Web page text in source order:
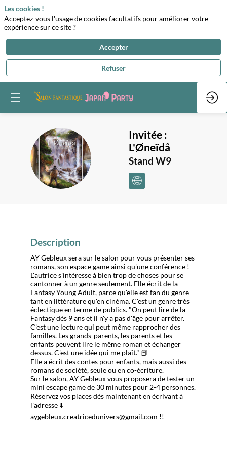
I:L
Invitée :
L'Øneïdå
Stand W9
Description
AY Gebleux sera sur le salon pour vous présenter ses
romans, son espace game ainsi qu'une conférence !
L'autrice s'intéresse à bien trop de choses pour se
cantonner à un genre seulement. Elle écrit de la
Fantasy Young Adult, parce qu'elle est fan du genre
tant en littérature qu'en cinéma. C'est un genre très
éclectique en terme de publics. "On peut lire de la
Fantasy dès 9 ans et il n'y a pas d'âge pour arrêter.
C'est une lecture qui peut même rapprocher des
familles. Les grands-parents, les parents et les
enfants peuvent lire le même roman et échanger
dessus. C'est une idée qui me plaît." 📕
Elle a écrit des contes pour enfants, mais aussi des
romans de société, seule ou en co-écriture.
Sur le salon, AY Gebleux vous proposera de tester un
mini escape game de 30 minutes pour 2-4 personnes.
Réservez vos places dès maintenant en écrivant à
l'adresse ⬇️
aygebleux.creatricedunivers@gmail.com !!
Les cookies !
Acceptez-vous l'usage de cookies facultatifs pour améliorer votre
expérience sur ce site ?
Accepter
Refuser